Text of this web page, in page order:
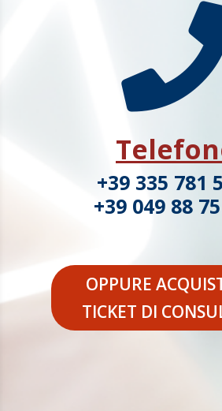
+39 335 781
+39 049 88
OPPURE
TICKET DI